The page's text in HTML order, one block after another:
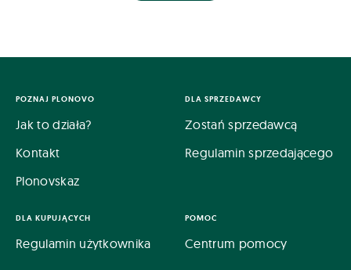
POZNAJ PLONOVO
Jak to działa?
Kontakt
Plonovskaz
DLA SPRZEDAWCY
Zostań sprzedawcą
Regulamin sprzedającego
DLA KUPUJĄCYCH
Regulamin użytkownika
POMOC
Centrum pomocy